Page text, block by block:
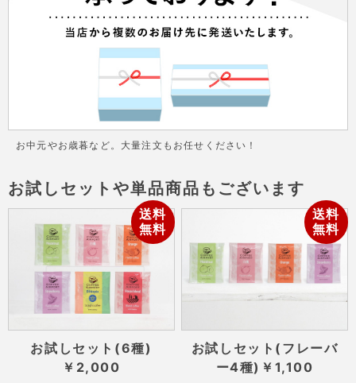
お中元やお歳暮など。大量注文もお任せください！
お試しセットや単品商品もございます
送料
無料
お試しセット(6種)
￥2,000
送料
無料
お試しセット(フレーバ
ー4種) ￥1,100